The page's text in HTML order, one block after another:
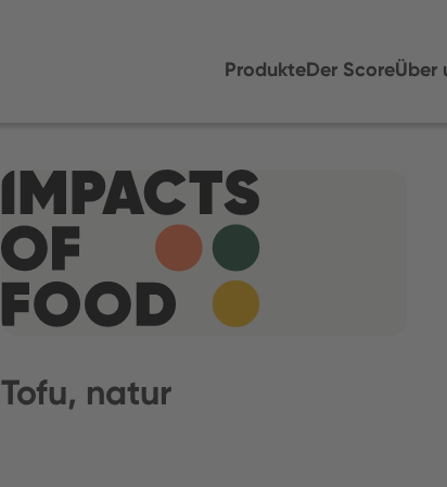
ProdukteDer ScoreÜber
Tofu, natur